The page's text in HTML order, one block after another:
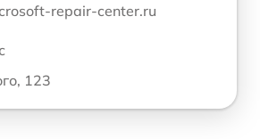
repair-center.ru
123